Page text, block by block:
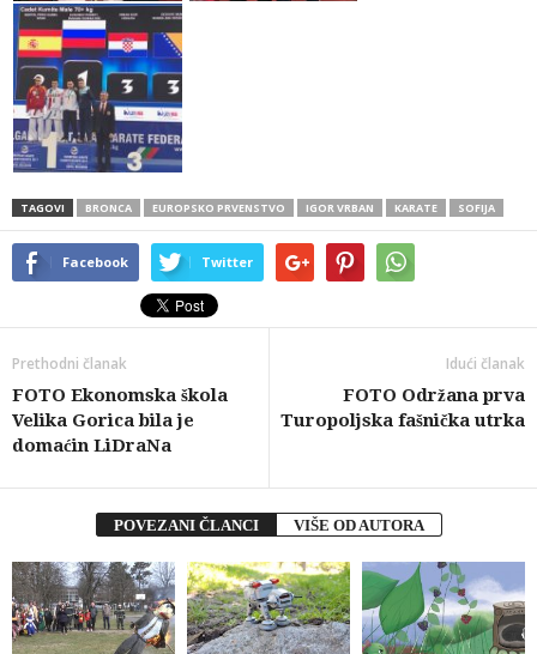
TAGOVI BRONCA EUROPSKO PRVENSTVO IGOR VRBAN KARATE SOFIJA
Facebook Twitter
Prethodni članak
FOTO Ekonomska škola
Velika Gorica bila je
domaćin LiDraNa
Idući članak
FOTO Održana prva
Turopoljska fašnička utrka
POVEZANI ČLANCI VIŠE OD AUTORA